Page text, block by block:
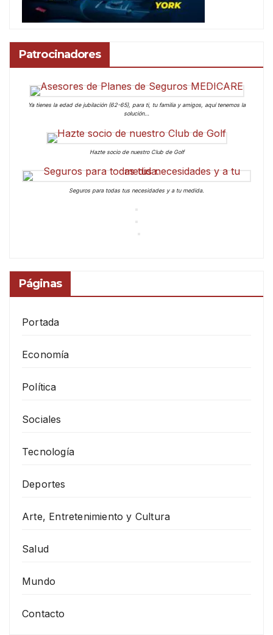
Patrocinadores
Ya tienes la edad de jubilación (62-65), para ti, tu familia y amigos, aquí tenemos la
solución…
Hazte socio de nuestro Club de Golf
Seguros para todas tus necesidades y a tu medida.
Páginas
Portada
Economía
Política
Sociales
Tecnología
Deportes
Arte, Entretenimiento y Cultura
Salud
Mundo
Contacto